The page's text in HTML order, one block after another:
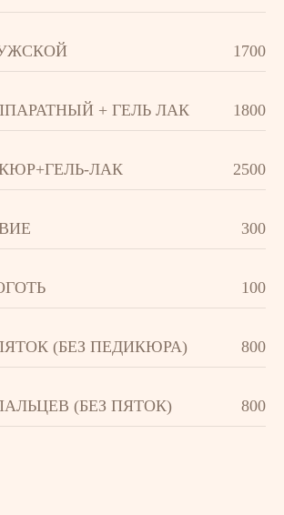
1700
+ ГЕЛЬ ЛАК 1800
ЛАК 2500
300
100
(БЕЗ ПЕДИКЮРА) 800
(БЕЗ ПЯТОК) 800